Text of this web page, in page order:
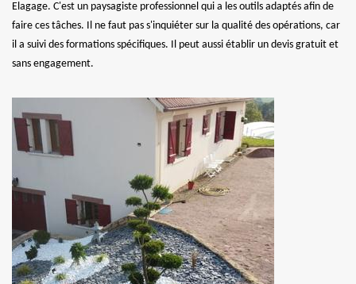
Elagage. C'est un paysagiste professionnel qui a les outils adaptés afin de
faire ces tâches. Il ne faut pas s'inquiéter sur la qualité des opérations, car
il a suivi des formations spécifiques. Il peut aussi établir un devis gratuit et
sans engagement.